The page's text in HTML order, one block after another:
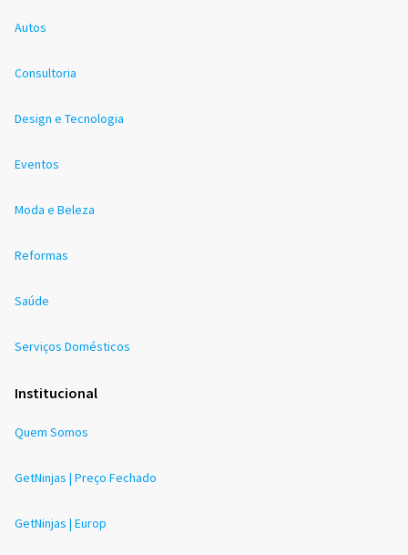
Autos
Consultoria
Design e Tecnologia
Eventos
Moda e Beleza
Reformas
Saúde
Serviços Domésticos
Institucional
Quem Somos
GetNinjas | Preço Fechado
GetNinjas | Europ